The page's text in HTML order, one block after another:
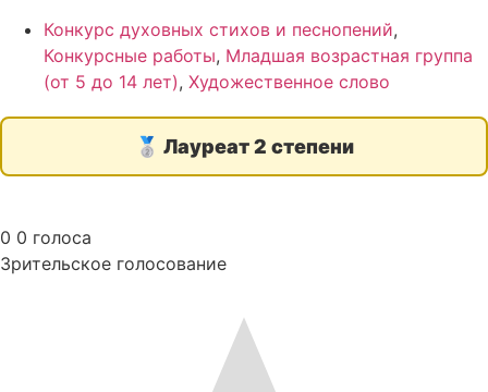
Конкурс духовных стихов и песнопений,
Конкурсные работы, Младшая возрастная группа
(от 5 до 14 лет), Художественное слово
🥈 Лауреат 2 степени
0 0 голоса
Зрительское голосование